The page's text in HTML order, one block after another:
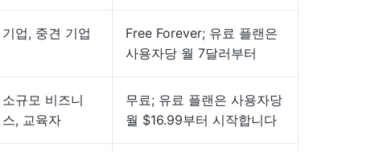
기업, 중견 기업
Free Forever; 유료 플랜은
사용자당 월 7달러부터
소규모 비즈니
스, 교육자
무료; 유료 플랜은 사용자당
월 $16.99부터 시작합니다